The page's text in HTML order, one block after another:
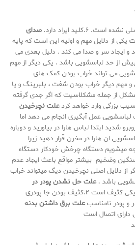
صدای
یکی از دلایل مهم و اولیه این است که پایه
و ایجاد سر و صدا می کند . دلیل بعدی می
از حد لباسشویی باشد . یکی دیگر از مهم
می تواند خراب بودن کمک های
مهم دیگر خراب بودن شفت ، بلبرینگ و یا
از جمله مشکلاسیت که اگر جدی گرفته
بزرگی وارد خواهد کردعلت نچرخیدن
لباسشویی عمل آبگیری انجام می دهد اما
شدید ابتدا لباس هارا در بیاورید و دوباره
ان هارا در مخرن قرار دهید زیرا
میشویم دستگاه چرخش خودکار دستگاه
وضخیم بیشتر مواقع باعث ایجاد عدم
از دلایل اصلی نچرخیدن دیگ میتواند خراب
باشد .علت حل نشدن پودر در
۱.فیلتر شیر الکتریکی کثیف است ۲.کثیف بودن جا پودری
و پودر نامناسبعلت برق داشتن بدنه